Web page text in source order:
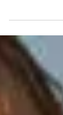
El diseñador
Groenlandia ha
Universidad de